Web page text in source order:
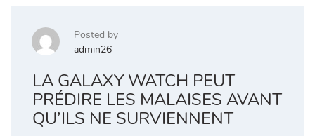
Posted by
admin26
LA GALAXY WATCH PEUT
PRÉDIRE LES MALAISES AVANT
QU’ILS NE SURVIENNENT